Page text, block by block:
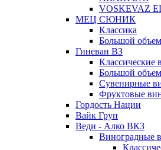
VOSKEVAZ
МЕЦ СЮНИК
Классика
Большой объем
Гиневан ВЗ
Классические
Большой объем
Сувенирные
Фруктовые
Гордость Нации
Вайк Груп
Веди - Алко ВКЗ
Виноградные